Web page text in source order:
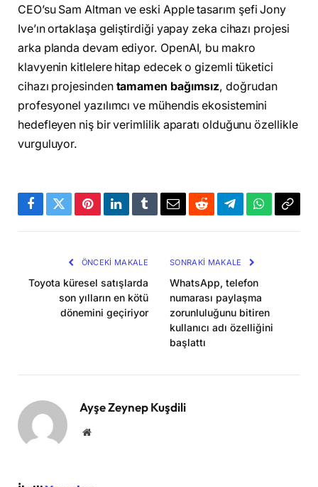
CEO’su Sam Altman ve eski Apple tasarım şefi Jony
Ive’ın ortaklaşa geliştirdiği yapay zeka cihazı projesi
arka planda devam ediyor. OpenAI, bu makro
klavyenin kitlelere hitap edecek o gizemli tüketici
cihazı projesinden tamamen bağımsız, doğrudan
profesyonel yazılımcı ve mühendis ekosistemini
hedefleyen niş bir verimlilik aparatı olduğunu özellikle
vurguluyor.
Facebook
TwitterPinterestLinkedInTumblrEmailRedditTelegramWhatsApp
ÖNCEKI MAKALE
Toyota küresel satışlarda
son yılların en kötü
dönemini geçiriyor
SONRAKI MAKALE
WhatsApp, telefon
numarası paylaşma
zorunluluğunu bitiren
kullanıcı adı özelliğini
başlattı
Ayşe Zeynep Kuşdili
Website